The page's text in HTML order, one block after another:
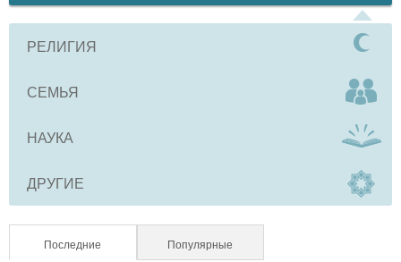
РЕЛИГИЯ
СЕМЬЯ
НАУКА
ДРУГИЕ
Последние (активная вкладка)Популярные